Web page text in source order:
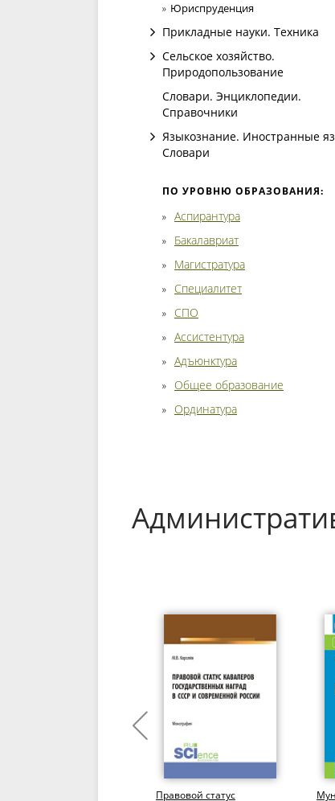
Юриспруденция
Прикладные науки. Техника
Сельское хозяйство.
Природопользование
Словари. Энциклопедии.
Справочники
Языкознание. Иностранные
Словари
ПО УРОВНЮ ОБРАЗОВАНИЯ:
Аспирантура
Бакалавриат
Магистратура
Специалитет
СПО
Ассистентура
Адъюнктура
Общее образование
Ординатура
Правовой статус